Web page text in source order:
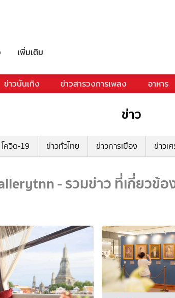
เพิ่มเติม
ข่าวบันเทิง ข่าวสารวงการเพลง อาหาร
ข่าว
โควิด-19 ข่าวทั่วไทย ข่าวการเมือง ข่าวเ
- รวมข่าว ที่เกี่ยวข้